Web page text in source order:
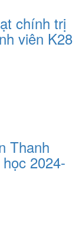
chính trị
viên K28
Thanh
2024-